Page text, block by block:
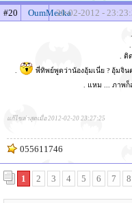
#20 OumMeeka20-02-2012 -
.
พี่ทิพย์พูดว่าน้องอุ้มเนี่ย ? อุ้มจิน
. แหม ... ภาพ
แก้ไขล่าสุดเมื่อ 2012-02-20 23:27:25
055611746
1 2 3 4 5 6 7 8